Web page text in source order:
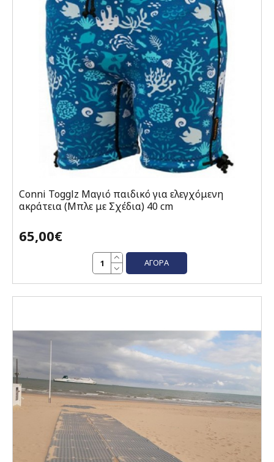
Conni Togglz Μαγιό παιδικό για ελεγχόμενη
ακράτεια (Μπλε με Σχέδια) 40 cm
65,00€
ΑΓΟΡΆ